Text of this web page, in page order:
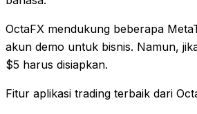
OctaFX mendukung beberapa
akun demo untuk bisnis. Namun,
$5 harus disiapkan.
Fitur aplikasi trading terbaik dari